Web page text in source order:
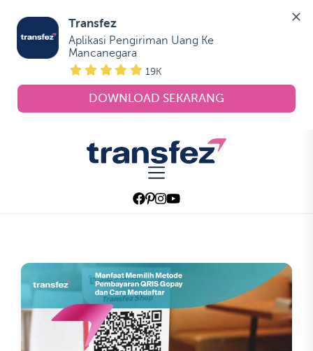
Transfez
Aplikasi Pengiriman Uang Ke
Mancanegara
19K
DOWNLOAD SEKARANG
Transfez